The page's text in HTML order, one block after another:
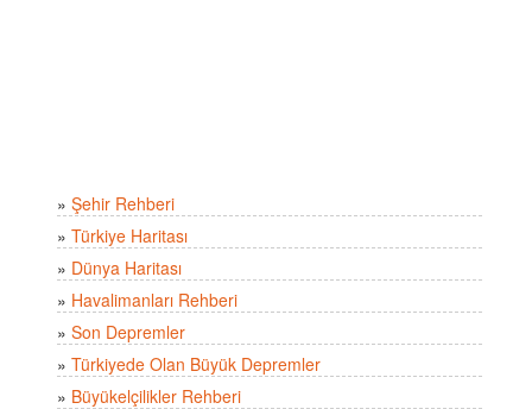
» Şehir Rehberi
» Türkiye Haritası
» Dünya Haritası
» Havalimanları Rehberi
» Son Depremler
» Türkiyede Olan Büyük Depremler
» Büyükelçilikler Rehberi